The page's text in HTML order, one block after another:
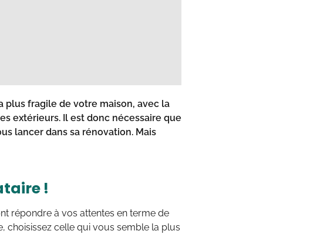
plus fragile de votre maison, avec la
extérieurs. Il est donc nécessaire que
lancer dans sa rénovation. Mais
!
répondre à vos attentes en terme de
choisissez celle qui vous semble la plus